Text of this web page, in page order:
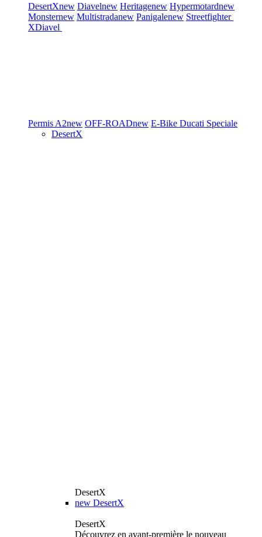
DesertXnew Diavelnew Heritagenew Hypermotardnew
Monsternew Multistradanew Panigalenew Streetfighter
XDiavel
Permis A2new OFF-ROADnew E-Bike Ducati Speciale
DesertX
DesertX
new DesertX
DesertX
Découvrez en avant-première le nouveau